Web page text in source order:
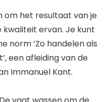
om het resultaat van je
kwaliteit ervan. Je kunt
norm ‘Zo handelen als
een afleiding van de
Immanuel Kant.